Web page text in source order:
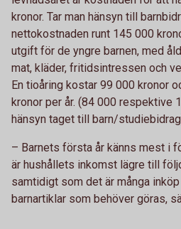
kronor. Tar man hänsyn till
nettokostnaden runt 145 000
utgift för de yngre barnen, med
mat, kläder, fritidsintressen och
En tioåring kostar 99 000 kronor
kronor per år. (84 000 respektive
hänsyn taget till barn/
– Barnets första år känns mest i
är hushållets inkomst lägre till
samtidigt som det är många
barnartiklar som behöver göras,